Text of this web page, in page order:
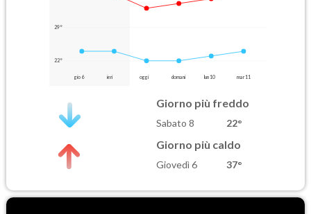
29°
22°
gio 6 ieri oggi domani lun 10 mar 11
Giorno più freddo
Sabato 8 22°
Giorno più caldo
Giovedì 6 37°